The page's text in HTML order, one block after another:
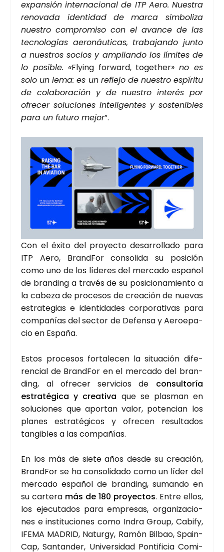
expan­sión inter­na­cio­nal de ITP Aero. Nues­tra
reno­va­da iden­ti­dad de mar­ca sim­bo­li­za
nues­tro com­pro­mi­so con el avan­ce de las
tec­no­lo­gías aero­náu­ti­cas, tra­ba­jan­do jun­to
a nues­tros socios y amplian­do los lími­tes de
lo posi­ble. «Flying for­ward, together» no es
solo un lema: es un refle­jo de nues­tro espí­ri­tu
de cola­bo­ra­ción y de nues­tro inte­rés por
ofre­cer solu­cio­nes inte­li­gen­tes y sos­te­ni­bles
para un futu­ro mejor”.
Con el éxi­to del pro­yec­to desa­rro­lla­do para
ITP Aero, Brand­For con­so­li­da su posi­ción
como uno de los líde­res del mer­ca­do espa­ñol
de bran­ding a tra­vés de su posi­cio­na­mien­to a
la cabe­za de pro­ce­sos de crea­ción de nue­vas
estra­te­gias e iden­ti­da­des cor­po­ra­ti­vas para
com­pa­ñías del sec­tor de Defen­sa y Aero­epa­
cio en Espa­ña.
Estos pro­ce­sos for­ta­le­cen la situa­ción dife­
ren­cial de Brand­For en el mer­ca­do del bran­
ding, al ofre­cer ser­vi­cios de con­sul­to­ría
estra­té­gi­ca y crea­ti­va que se plas­man en
solu­cio­nes que apor­tan valor, poten­cian los
pla­nes estra­té­gi­cos y ofre­cen resul­ta­dos
tan­gi­bles a las com­pa­ñías.
En los más de sie­te años des­de su crea­ción,
Brand­For se ha con­so­li­da­do como un líder del
mer­ca­do espa­ñol de bran­ding, suman­do en
su car­te­ra más de 180 pro­yec­tos. Entre ellos,
los eje­cu­ta­dos para empre­sas, orga­ni­za­cio­
nes e ins­ti­tu­cio­nes como Indra Group, Cabify,
IFE­MA MADRID, Naturgy, Ramón Bil­bao, Spain­
Cap, San­tan­der, Uni­ver­si­dad Pon­ti­fi­cia Comi­